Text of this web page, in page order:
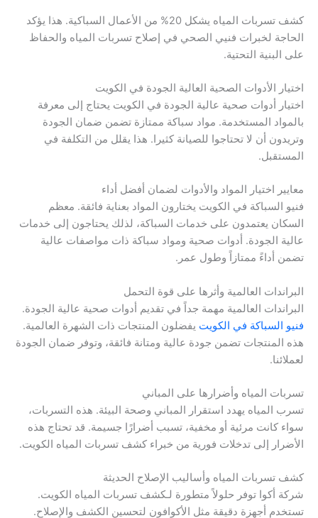
كشف تسربات المياه يشكل 20% من الأعمال السباكية. هذا يؤكد
الحاجة لخبرات فنيي الصحي في إصلاح تسربات المياه والحفاظ
على البنية التحتية.
اختيار الأدوات الصحية العالية الجودة في الكويت
اختيار أدوات صحية عالية الجودة في الكويت يحتاج إلى معرفة
بالمواد المستخدمة. مواد سباكة ممتازة تضمن ضمان الجودة
وتريدون أن لا تحتاجوا للصيانة كثيرا. هذا يقلل من التكلفة في
المستقبل.
معايير اختيار المواد والأدوات لضمان أفضل أداء
فنيو السباكة في الكويت يختارون المواد بعناية فائقة. معظم
السكان يعتمدون على خدمات السباكة، لذلك يحتاجون إلى خدمات
عالية الجودة. أدوات صحية ومواد سباكة ذات مواصفات عالية
تضمن أداءً ممتازاً وطول عمر.
البراندات العالمية وأثرها على قوة التحمل
البراندات العالمية مهمة جداً في تقديم أدوات صحية عالية الجودة.
فنيو السباكة في الكويت يفضلون المنتجات ذات الشهرة العالمية.
هذه المنتجات تضمن جودة عالية ومتانة فائقة، وتوفر ضمان الجودة
لعملائنا.
تسربات المياه وأضرارها على المباني
تسرب المياه يهدد استقرار المباني وصحة البيئة. هذه التسربات،
سواء كانت مرئية أو مخفية، تسبب أضرارًا جسيمة. قد تحتاج هذه
الأضرار إلى تدخلات فورية من خبراء كشف تسربات المياه الكويت.
كشف تسربات المياه وأساليب الإصلاح الحديثة
شركة أكوا توفر حلولاً متطورة لـكشف تسربات المياه الكويت.
تستخدم أجهزة دقيقة مثل الأكوافون لتحسين الكشف والإصلاح.